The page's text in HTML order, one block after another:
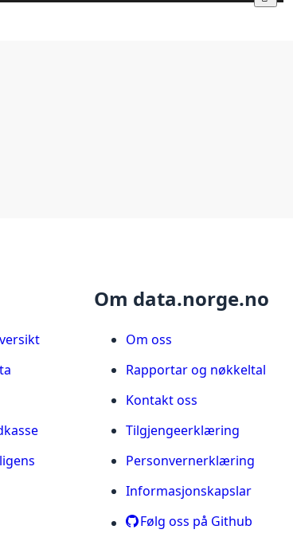
Om data.norge.no
Om oss
Rapportar og nøkkeltal
Kontakt oss
Tilgjengeerklæring
Personvernerklæring
Informasjonskapslar
Følg oss på Github